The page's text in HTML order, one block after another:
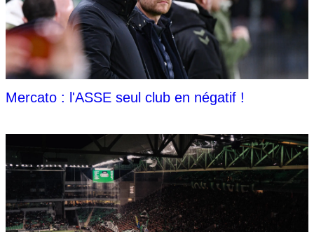
Mercato : l'ASSE seul club en négatif !